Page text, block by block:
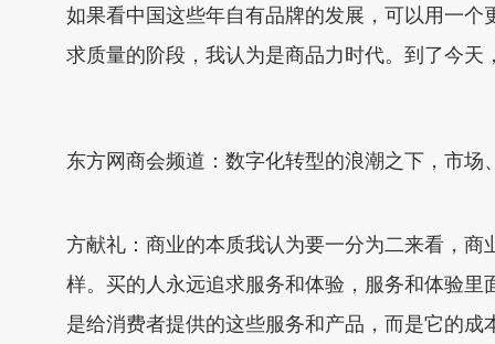
如果看中国这些年自有品牌的发展，可以用一
求质量的阶段，我认为是商品力时代。到了今
东方网商会频道：数字化转型的浪潮之下，市
方献礼：商业的本质我认为要一分为二来看，
样。买的人永远追求服务和体验，服务和体验
是给消费者提供的这些服务和产品，而是它的